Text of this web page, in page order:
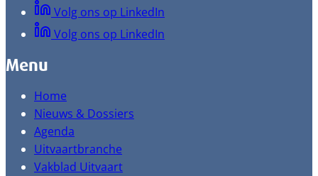
Volg ons op LinkedIn
Volg ons op LinkedIn
Menu
Home
Nieuws & Dossiers
Agenda
Uitvaartbranche
Vakblad Uitvaart